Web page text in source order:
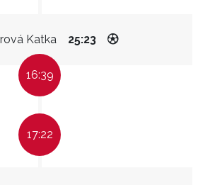
Katka 25:23
16:39
17:22